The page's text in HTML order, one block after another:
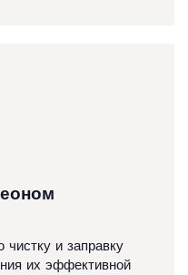
и заправку
их эффективной